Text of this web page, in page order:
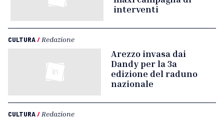
interventi
CULTURA/ Redazione
Arezzo invasa dai
Dandy per la 3a
edizione del raduno
nazionale
CULTURA/ Redazione